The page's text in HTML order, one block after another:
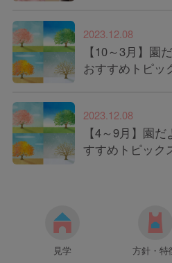
2023.12.08
【10～3月】園
おすすめトピッ
2023.12.08
【4～9月】園
すすめトピック
見学 方針・特